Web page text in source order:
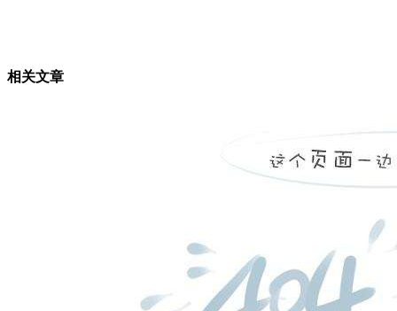
相关文章